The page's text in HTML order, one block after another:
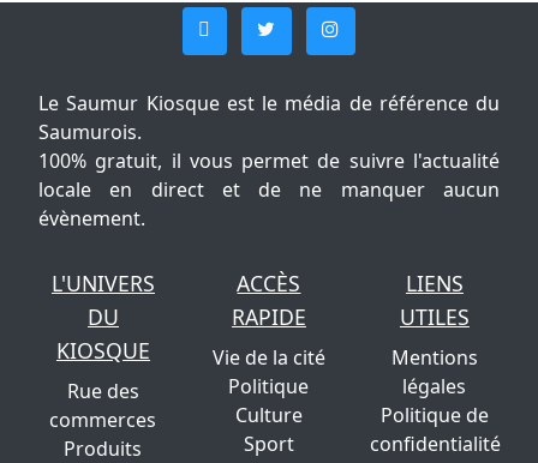
Le Saumur Kiosque est le média de référence du
Saumurois.
100% gratuit, il vous permet de suivre l'actualité
locale en direct et de ne manquer aucun
évènement.
L'UNIVERS
DU
KIOSQUE
Rue des
commerces
Produits
ACCÈS
RAPIDE
Vie de la cité
Politique
Culture
Sport
LIENS
UTILES
Mentions
légales
Politique de
confidentialité